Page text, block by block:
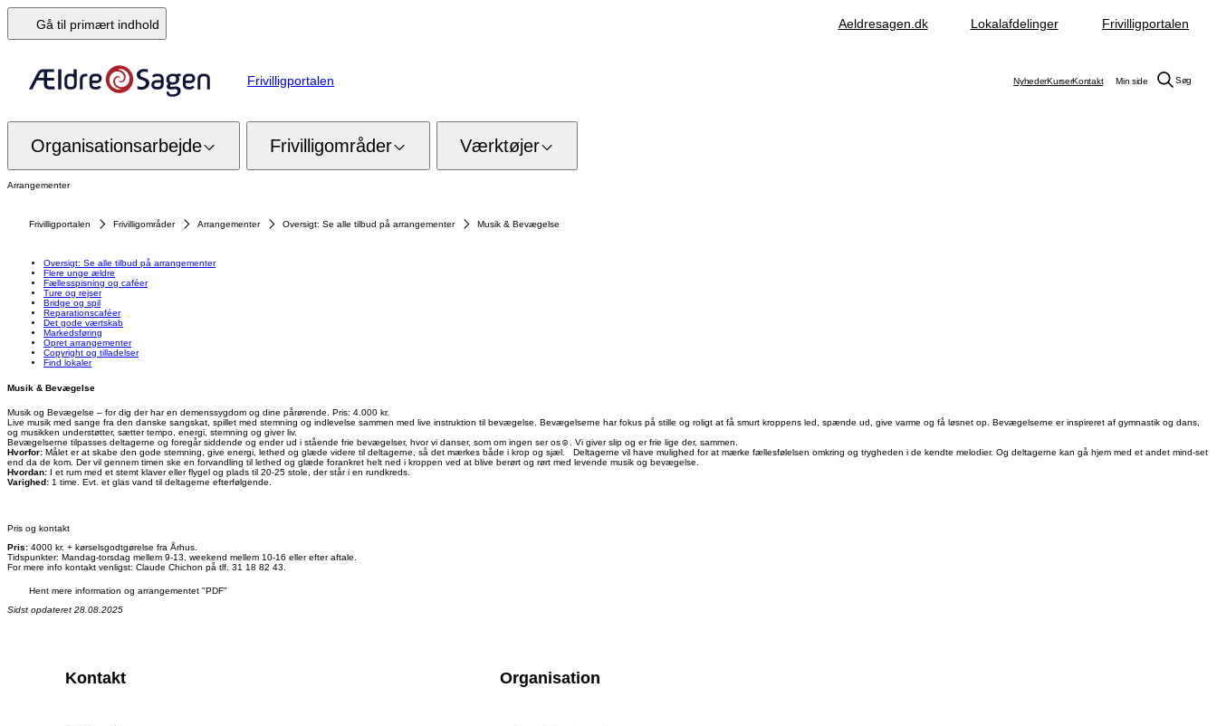
Gå til primært indhold Aeldresagen.dk Lokalafdelinger Frivilligportalen
Frivilligportalen NyhederKurserKontakt Min side Søg
Organisationsarbejde Frivilligområder Værktøjer
Arrangementer
Frivilligportalen Frivilligområder Arrangementer Oversigt: Se alle tilbud på arrangementer Musik & Bevægelse
Oversigt: Se alle tilbud på arrangementer
Flere unge ældre
Fællesspisning og caféer
Ture og rejser
Bridge og spil
Reparationscaféer
Det gode værtskab
Markedsføring
Opret arrangementer
Copyright og tilladelser
Find lokaler
Musik & Bevægelse
Musik og Bevægelse – for dig der har en demenssygdom og dine pårørende. Pris: 4.000 kr.
Live musik med sange fra den danske sangskat, spillet med stemning og indlevelse sammen med live instruktion til bevægelse. Bevægelserne har fokus på stille og roligt at få smurt kroppens led, spænde ud, give varme og få løsnet op. Bevægelserne er inspireret af gymnastik og dans,
og musikken understøtter, sætter tempo, energi, stemning og giver liv.
Bevægelserne tilpasses deltagerne og foregår siddende og ender ud i stående frie bevægelser, hvor vi danser, som om ingen ser os☺. Vi giver slip og er frie lige der, sammen.
Hvorfor: Målet er at skabe den gode stemning, give energi, lethed og glæde videre til deltagerne, så det mærkes både i krop og sjæl. Deltagerne vil have mulighed for at mærke fællesfølelsen omkring og trygheden i de kendte melodier. Og deltagerne kan gå hjem med et andet mind-set
end da de kom. Der vil gennem timen ske en forvandling til lethed og glæde forankret helt ned i kroppen ved at blive berørt og rørt med levende musik og bevægelse.
Hvordan: I et rum med et stemt klaver eller flygel og plads til 20-25 stole, der står i en rundkreds.
Varighed: 1 time. Evt. et glas vand til deltagerne efterfølgende.
Pris og kontakt
Pris: 4000 kr. + kørselsgodtgørelse fra Århus.
Tidspunkter: Mandag-torsdag mellem 9-13, weekend mellem 10-16 eller efter aftale.
For mere info kontakt venligst: Claude Chichon på tlf. 31 18 82 43.
Hent mere information og arrangementet "PDF"
Sidst opdateret 28.08.2025
Kontakt Organisation